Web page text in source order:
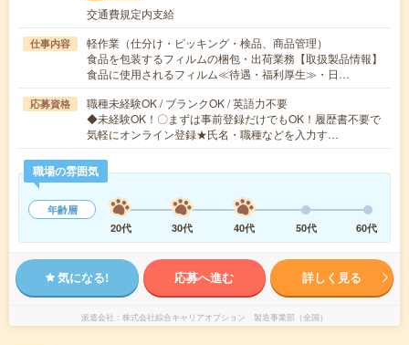
交通費規定内支給
仕事内容
軽作業（仕分け・ピッキング・検品、商品管理）
食品を包装するフィルムの梱包・出荷業務【取扱製品情報】
食品に使用されるフィルム≪待遇・福利厚生≫・日…
応募資格
職種未経験OK / ブランクOK / 英語力不要
◆未経験OK！〇まずは事前登録だけでもOK！履歴書不要で
気軽にオンライン登録★氏名・職種などを入力す…
職場の雰囲気
年齢層
20代
30代 40代 50代 60代
気になる! 応募へ進む 詳しく見る
派遣会社 株式会社綜合キャリアオプション 製造事業部（全国）